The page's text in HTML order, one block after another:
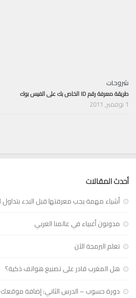
شروحات
طريقة معرفة رقم ID الخاص بك على الفيس بوك
1 نوفمبر, 2011
أحدث المقالات
أشياء مهمة يجب معرفتها قبل البدء
مدونون أغبياء في عالمنا العربي
تعلم البرمجة الآن
هل المغرب قادر على تصنيع هواتف ذكية؟
دورة حسوب – الدرس الثاني: إضافة موقعك